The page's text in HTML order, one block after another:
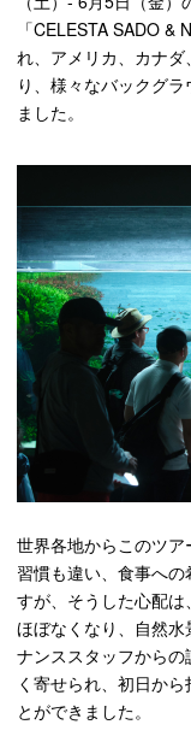
「CELESTA SADO
れ、アメリカ、カナ
り、様々なバックグ
ました。
世界各地からこのツ
習慣も違い、⾷事へ
すが、そうした⼼配
ほぼなくなり、⾃然
ナンススタッフから
く寄せられ、初⽇か
とができました。